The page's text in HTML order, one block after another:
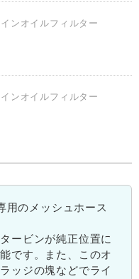
ンオイルフィルター
ンオイルフィルター
用のメッシュホース
ービンが純正位置に
です。また、このオ
ッジの塊などでライ